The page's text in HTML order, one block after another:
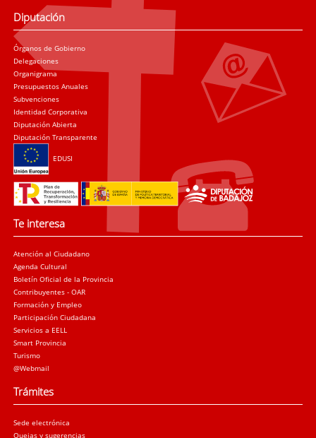
Diputación
Órganos de Gobierno
Delegaciones
Organigrama
Presupuestos Anuales
Subvenciones
Identidad Corporativa
Diputación Abierta
Diputación Transparente
EDUSI
Te interesa
Atención al Ciudadano
Agenda Cultural
Boletín Oficial de la Provincia
Contribuyentes - OAR
Formación y Empleo
Participación Ciudadana
Servicios a EELL
Smart Provincia
Turismo
@Webmail
Trámites
Sede electrónica
Quejas y sugerencias